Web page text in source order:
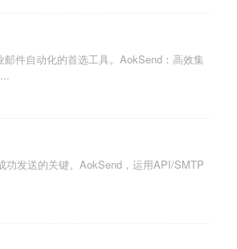
件自动化的首选工具。AokSend：高效集
功发送的关键。AokSend，运用API/SMTP